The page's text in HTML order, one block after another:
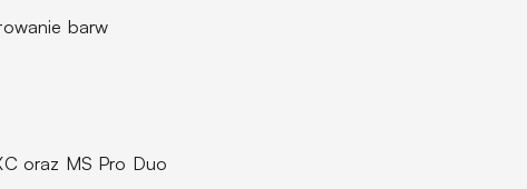
barw
oraz MS Pro Duo